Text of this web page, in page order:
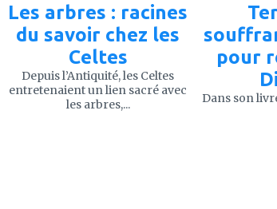
Les arbres : racines
du savoir chez les
Celtes
Depuis l’Antiquité, les Celtes
entretenaient un lien sacré avec
les arbres,...
pour
Dans son